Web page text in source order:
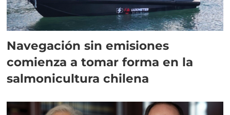
Navegación sin emisiones
comienza a tomar forma en la
salmonicultura chilena